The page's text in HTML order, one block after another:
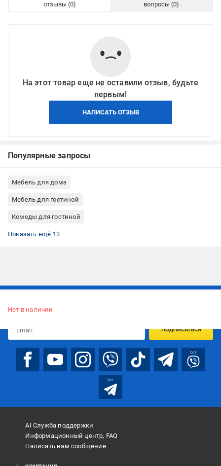
отзывы вопросы
На этот товар еще не оставили отзыв, будьте
первым!
НАПИСАТЬ ОТЗЫВ
Популярные запросы
Мебель для дома
Мебель для гостиной
Комоды для гостиной
Комоды для спальни
Комоды 3 ящика
Комоды белый для спальни
Комоды Польша
Комоды с дверцей
Комоды с полками
Комоды белые
Комоды для хранения
Комоды для одежды
Комоды для жилых помещений
Комоды для дома
Комоды напольные
Комоды с выдвижными ящиками
Показать ещё 13
Нет в наличии
ПОДПИСАТЬСЯ
bot
bot
AI Служба поддержки
Информационный центр, FAQ
Написать нам сообщение